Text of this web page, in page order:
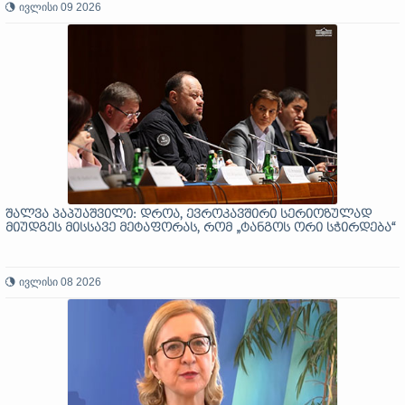
ივლისი 09 2026
შალვა პაპუაშვილი: დროა, ევროკავშირი სერიოზულად
მიუდგეს მისსავე მეტაფორას, რომ „ტანგოს ორი სჭირდება“
ივლისი 08 2026